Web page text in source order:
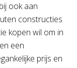
ook aan
constructies
kopen wil om in
een
prijs en